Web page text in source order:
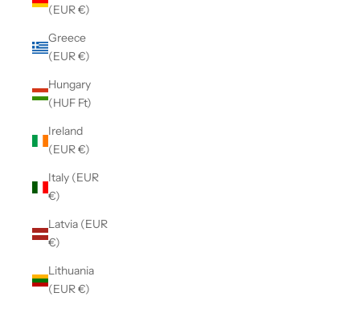
(EUR €)
Greece
(EUR €)
Hungary
(HUF Ft)
Ireland
(EUR €)
Italy (EUR
€)
Latvia (EUR
€)
Lithuania
(EUR €)